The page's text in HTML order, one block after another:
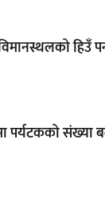
हिउँ
पर्यटकको संख्या